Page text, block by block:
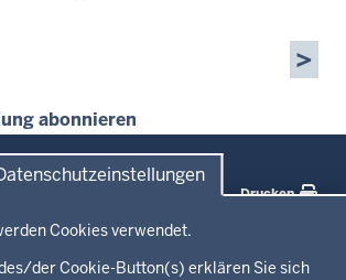
Cookies verwendet.
der Cookie-Button(s) erklären Sie sich
abonnieren
Drucken